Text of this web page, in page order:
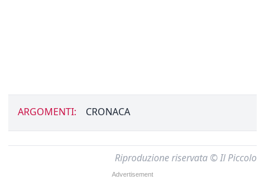
ARGOMENTI: CRONACA
Riproduzione riservata © Il Piccolo